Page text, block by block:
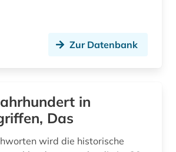
literaturkritiker; regisseur;
(1)
(3)
(4)
Zur Datenbank
in
Das
wird die historische